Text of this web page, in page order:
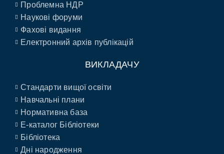
Проблемна НДР
Наукові форуми
Фахові видання
Електронний архів публікацій
ВИКЛАДАЧУ
Стандарти вищої освіти
Навчальні плани
Нормативна база
E-каталог Бібліотеки
Бібліотека
Дні народження